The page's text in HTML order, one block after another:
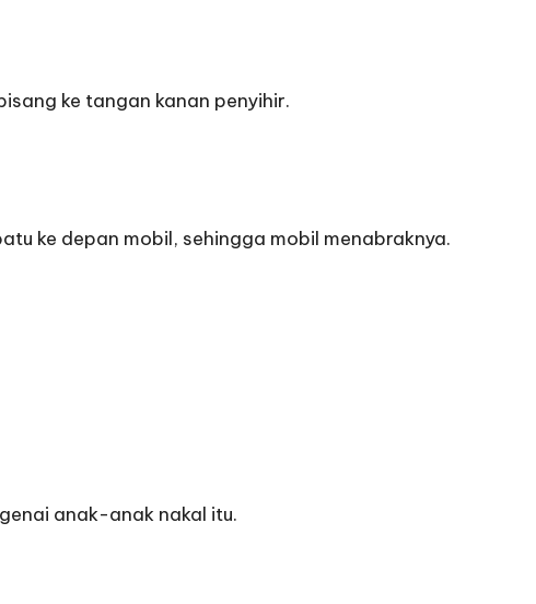
ke tangan kanan penyihir.
ke depan mobil, sehingga mobil menabraknya.
anak-anak nakal itu.